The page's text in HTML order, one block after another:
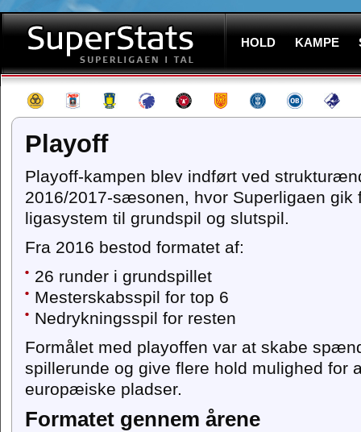
HOLD KAMPE
Playoff
Playoff-kampen blev indført ved
2016/2017-sæsonen, hvor Superligaen gik
ligasystem til grundspil og slutspil.
Fra 2016 bestod formatet af:
26 runder i grundspillet
Mesterskabsspil for top 6
Nedrykningsspil for resten
Formålet med playoffen var at skabe
spillerunde og give flere hold mulighed for
europæiske pladser.
Formatet gennem årene